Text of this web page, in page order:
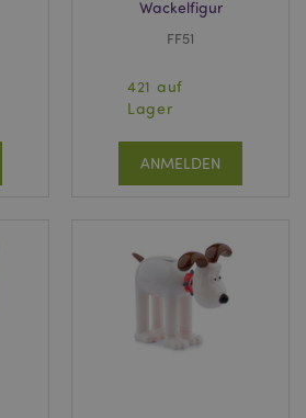
Wackelfigur
FF51
421 auf
Lager
ANMELDEN